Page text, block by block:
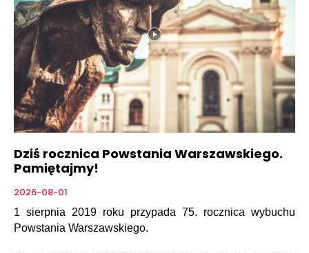
Dziś rocznica Powstania Warszawskiego.
Pamiętajmy!
2026-08-01
1 sierpnia 2019 roku przypada 75. rocznica wybuchu
Powstania Warszawskiego.